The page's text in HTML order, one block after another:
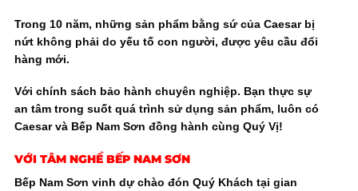
Trong 10 năm, những sản phẩm bằng sứ của Caesar bị
nứt không phải do yếu tố con người, được yêu cầu đổi
hàng mới.
Với chính sách bảo hành chuyên nghiệp. Bạn thực sự
an tâm trong suốt quá trình sử dụng sản phẩm, luôn có
Caesar và Bếp Nam Sơn đồng hành cùng Quý Vị!
VỚI TÂM NGHỀ BẾP NAM SƠN
Bếp Nam Sơn vinh dự chào đón Quý Khách tại gian